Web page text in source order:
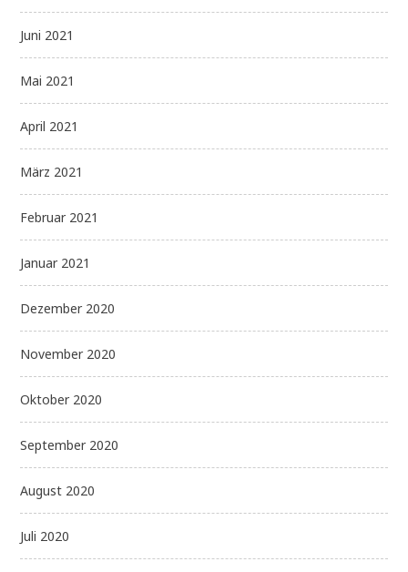
Juni 2021
Mai 2021
April 2021
März 2021
Februar 2021
Januar 2021
Dezember 2020
November 2020
Oktober 2020
September 2020
August 2020
Juli 2020